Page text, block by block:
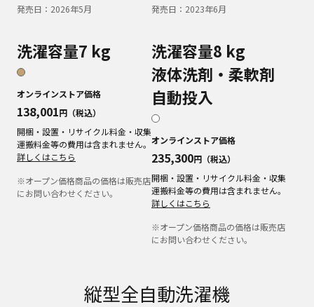
発売日： 2026年5月
洗濯容量7 kg
オンラインストア価格
138,001円（税込）
開梱・設置・リサイクル料金・収集
運搬料金等の費用は含まれません。
詳しくはこちら
※オープン価格商品の価格は販売店
にお問い合わせください。
発売日： 2023年6月
洗濯容量8 kg
液体洗剤・柔軟剤
自動投入
オンラインストア価格
235,300円（税込）
開梱・設置・リサイクル料金・収集
運搬料金等の費用は含まれません。
詳しくはこちら
※オープン価格商品の価格は販売店
にお問い合わせください。
縦型全自動洗濯機